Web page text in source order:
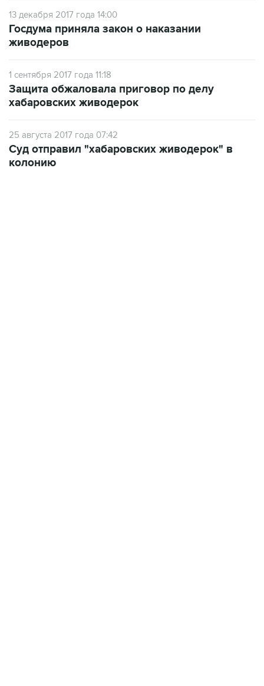
13 декабря 2017 года 14:00
Госдума приняла закон о наказании
живодеров
1 сентября 2017 года 11:18
Защита обжаловала приговор по делу
хабаровских живодерок
25 августа 2017 года 07:42
Суд отправил "хабаровских живодерок" в
колонию